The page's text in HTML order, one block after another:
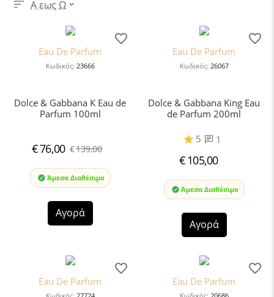
Α εως Ω
Eau De Parfum
Κωδικός: 23666
Dolce & Gabbana K Eau de
Parfum 100ml
€139,00
€76,00
Άμεσα Διαθέσιμο
Αγορά
Eau De Parfum
Κωδικός: 26067
Dolce & Gabbana King Eau
de Parfum 200ml
5 1
€ 105,00
Άμεσα Διαθέσιμο
Αγορά
Eau De Parfum
Κωδικός: 27724
Eau De Parfum
Κωδικός: 20686